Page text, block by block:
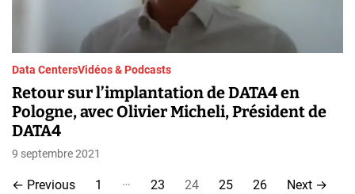
Data CentersVidéos & Podcasts
Retour sur l’implantation de DATA4 en
Pologne, avec Olivier Micheli, Président de
DATA4
9 septembre 2021
P
← Previous 1 … 23 24 25 26 Next →